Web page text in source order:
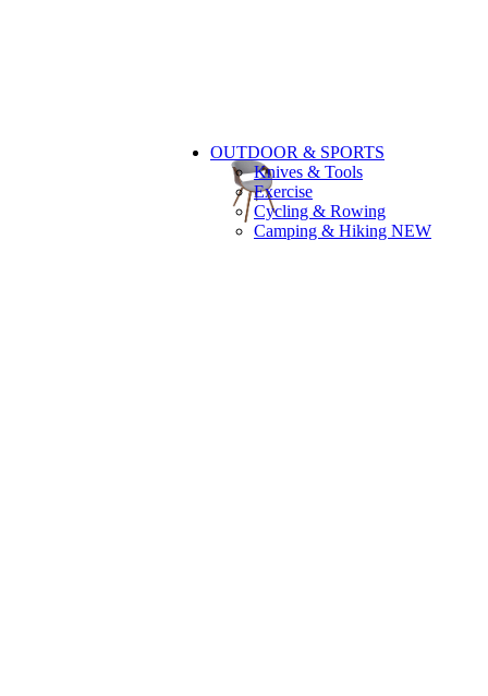
OUTDOOR & SPORTS
Knives & Tools
Exercise
Cycling & Rowing
Camping & Hiking NEW